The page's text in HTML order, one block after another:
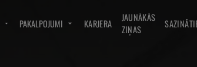
PAKALPOJUMI KARJERA
JAUNĀKĀS
ZIŅAS